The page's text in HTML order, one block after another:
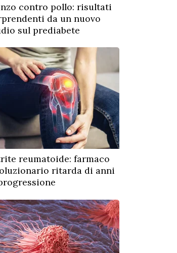
contro pollo: risultati
da un nuovo
sul prediabete
reumatoide: farmaco
ritarda di anni